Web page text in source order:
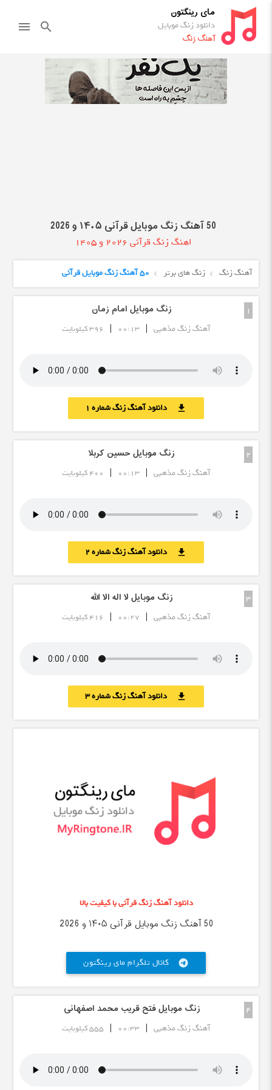
مای رینگتون
دانلود زنگ موبایل
آهنگ زنگ
search
menu
50 آهنگ زنگ موبایل قرآنی ۱۴۰۵ و 2026
اهنگ زنگ قرآنی 2026 و 1405
آهنگ زنگ زنگ های برتر 50 آهنگ زنگ موبایل قرآنی
1 زنگ موبایل امام زمان
آهنگ زنگ مذهبی |
00:13
| 396 کیلوبایت
download دانلود آهنگ زنگ شماره 1
2 زنگ موبایل حسین کربلا
آهنگ زنگ مذهبی |
00:13
| 400 کیلوبایت
download دانلود آهنگ زنگ شماره 2
3 زنگ موبایل لا اله الا الله
آهنگ زنگ مذهبی |
00:27
| 416 کیلوبایت
download دانلود آهنگ زنگ شماره 3
دانلود آهنگ زنگ قرآنی با کیفیت بالا
50 آهنگ زنگ موبایل قرآنی ۱۴۰۵ و 2026
کانال تلگرام مای رینگتون telegram
4 زنگ موبایل فتح قریب محمد اصفهانی
آهنگ زنگ مذهبی |
00:33
| 555 کیلوبایت